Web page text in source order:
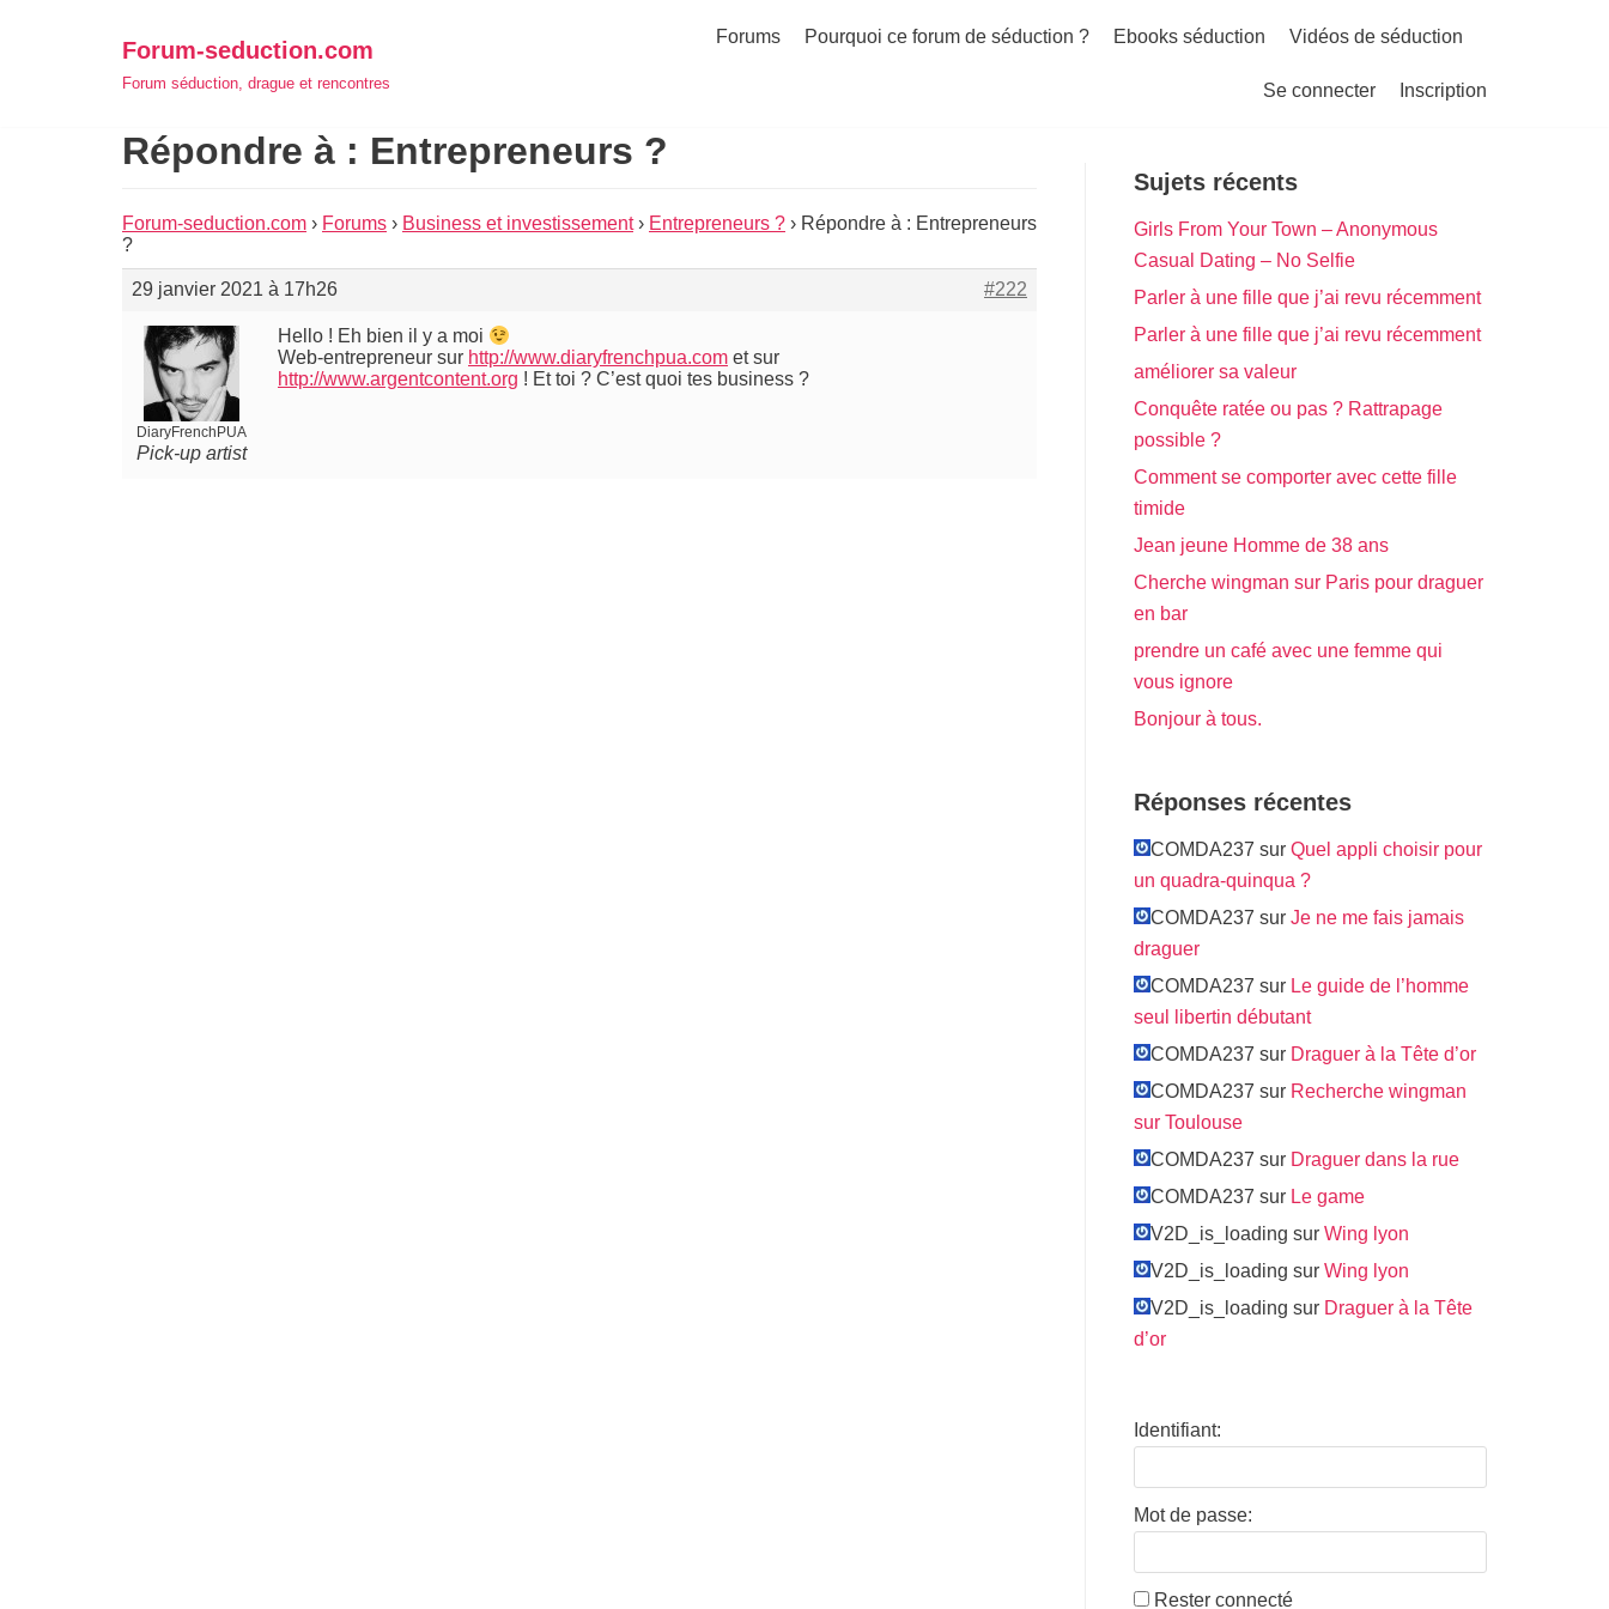
Forum-seduction.com
Forum séduction, drague et rencontres
Forums Pourquoi ce forum de séduction ? Ebooks séduction Vidéos de séduction
Se connecter Inscription
Répondre à : Entrepreneurs ?
Forum-seduction.com › Forums › Business et investissement › Entrepreneurs ? › Répondre à : Entrepreneurs
?
29 janvier 2021 à 17h26 #222
DiaryFrenchPUA
Pick-up artist
Hello ! Eh bien il y a moi
Web-entrepreneur sur http://www.diaryfrenchpua.com et sur
http://www.argentcontent.org ! Et toi ? C’est quoi tes business ?
Sujets récents
Girls From Your Town – Anonymous
Casual Dating – No Selfie
Parler à une fille que j’ai revu récemment
Parler à une fille que j’ai revu récemment
améliorer sa valeur
Conquête ratée ou pas ? Rattrapage
possible ?
Comment se comporter avec cette fille
timide
Jean jeune Homme de 38 ans
Cherche wingman sur Paris pour draguer
en bar
prendre un café avec une femme qui
vous ignore
Bonjour à tous.
Réponses récentes
COMDA237 sur Quel appli choisir pour
un quadra-quinqua ?
COMDA237 sur Je ne me fais jamais
draguer
COMDA237 sur Le guide de l’homme
seul libertin débutant
COMDA237 sur Draguer à la Tête d’or
COMDA237 sur Recherche wingman
sur Toulouse
COMDA237 sur Draguer dans la rue
COMDA237 sur Le game
V2D_is_loading sur Wing lyon
V2D_is_loading sur Wing lyon
V2D_is_loading sur Draguer à la Tête
d’or
Identifiant:
Mot de passe:
Rester connecté